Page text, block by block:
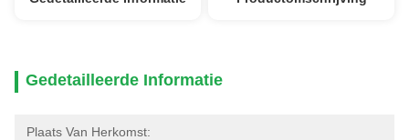
Gedetailleerde Informatie
Plaats Van Herkomst: